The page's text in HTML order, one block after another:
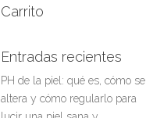
Carrito
Entradas recientes
PH de la piel: qué es, cómo se
altera y cómo regularlo para